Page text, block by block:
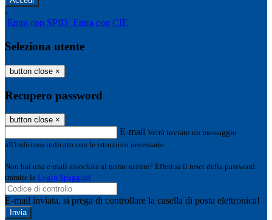
-
Entra con SPID Entra con CIE
Seleziona utente
button close ×
Recupero password
button close ×
E-mail Verrà inviato un messaggio
all'indirizzo indicato con le istruzioni necessarie.
Non hai una e-mail associata al nome utente? Effettua il reset della password
tramite la Login Spaggiari
E-mail inviata, si prega di controllare la casella di posta elettronica!